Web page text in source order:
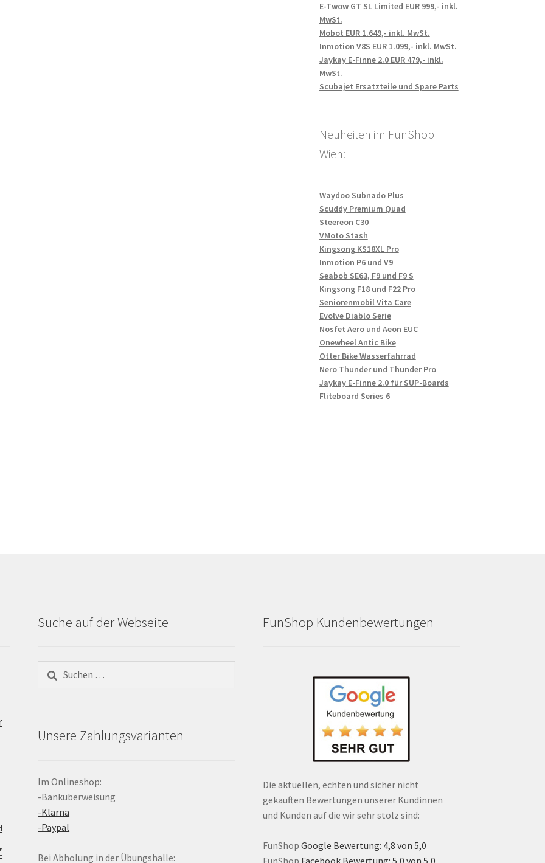
E-Twow GT SL Limited EUR 999,- inkl.
MwSt.
Mobot EUR 1.649,- inkl. MwSt.
Inmotion V8S EUR 1.099,- inkl. MwSt.
Jaykay E-Finne 2.0 EUR 479,- inkl.
MwSt.
Scubajet Ersatzteile und Spare Parts
Neuheiten im FunShop
Wien:
Waydoo Subnado Plus
Scuddy Premium Quad
Steereon C30
VMoto Stash
Kingsong KS18XL Pro
Inmotion P6 und V9
Seabob SE63, F9 und F9 S
Kingsong F18 und F22 Pro
Seniorenmobil Vita Care
Evolve Diablo Serie
Nosfet Aero und Aeon EUC
Onewheel Antic Bike
Otter Bike Wasserfahrrad
Nero Thunder und Thunder Pro
Jaykay E-Finne 2.0 für SUP-Boards
Fliteboard Series 6
Suche auf der Webseite
nach:
Unsere Zahlungsvarianten
Im Onlineshop:
-Banküberweisung
-Klarna
-Paypal
Bei Abholung in der Übungshalle:
FunShop Kundenbewertungen
Die aktuellen, echten und sicher nicht
gekauften Bewertungen unserer Kundinnen
und Kunden auf die wir sehr stolz sind:
FunShop Google Bewertung: 4,8 von 5,0
FunShop Facebook Bewertung: 5,0 von 5,0